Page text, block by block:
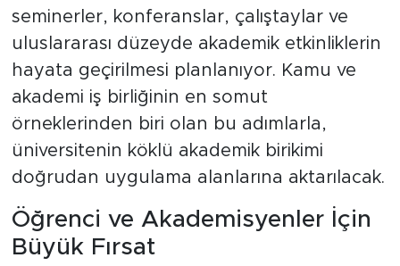
seminerler, konferanslar, çalıştaylar ve
uluslararası düzeyde akademik etkinliklerin
hayata geçirilmesi planlanıyor. Kamu ve
akademi iş birliğinin en somut
örneklerinden biri olan bu adımlarla,
üniversitenin köklü akademik birikimi
doğrudan uygulama alanlarına aktarılacak.
Öğrenci ve Akademisyenler İçin
Büyük Fırsat